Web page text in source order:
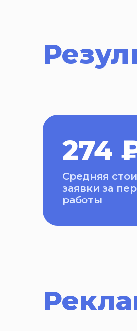
274
Средняя
заявки за
работы